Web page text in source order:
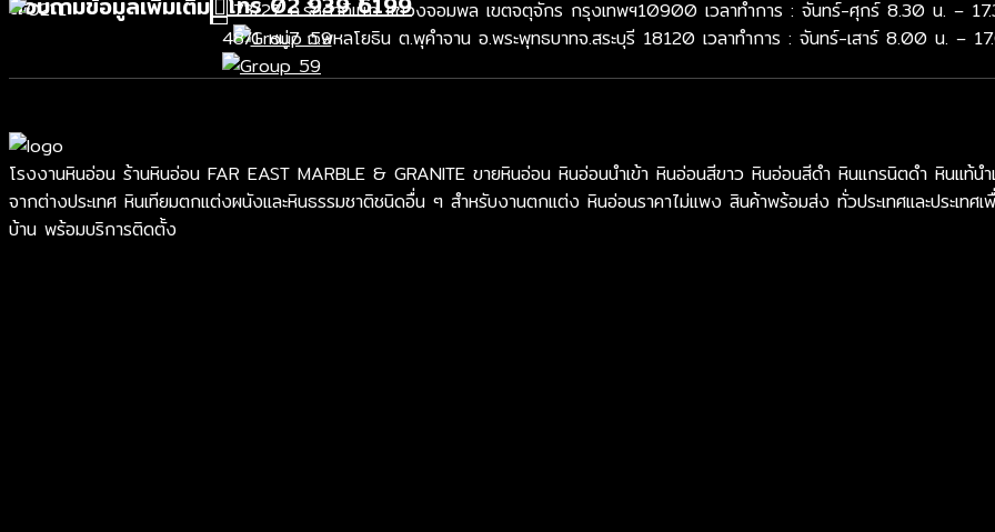
73/27 ถ.รัชดาภิเษก แขวงจอมพล เขตจตุจักร กรุงเทพฯ10900 เวลาทำการ : จันทร์-ศุกร์ 8.30 น. –
48/1 หมู่7 ถ.พหลโยธิน ต.พุคำจาน อ.พระพุทธบาทจ.สระบุรี 18120 เวลาทำการ : จันทร์-เสาร์ 8.00 น. –
โรงงานหินอ่อน ร้านหินอ่อน FAR EAST MARBLE & GRANITE ขายหินอ่อน หินอ่อนนำเข้า หินอ่อนสีขาว หินอ่อนสีดำ หินแกรนิตดำ หินแท้นำ
จากต่างประเทศ หินเทียมตกแต่งผนังและหินธรรมชาติชนิดอื่น ๆ สำหรับงานตกแต่ง หินอ่อนราคาไม่แพง สินค้าพร้อมส่ง ทั่วประเทศและประเทศเ
บ้าน พร้อมบริการติดตั้ง